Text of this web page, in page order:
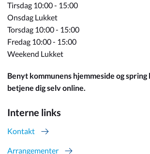
Tirsdag 10:00 - 15:00
Onsdag Lukket
Torsdag 10:00 - 15:00
Fredag 10:00 - 15:00
Weekend Lukket
Benyt kommunens hjemmeside og
betjene dig selv online.
Interne links
Kontakt
Arrangementer